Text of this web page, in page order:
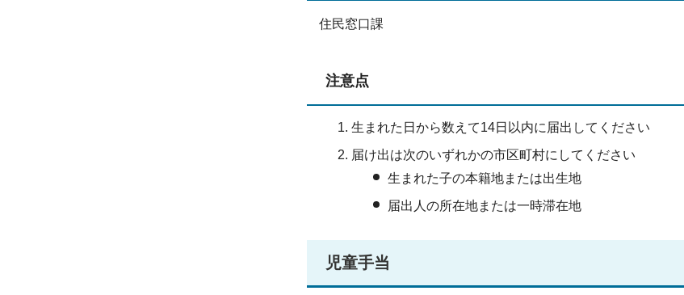
住民窓口課
注意点
生まれた日から数えて14日以内に届出してください
届け出は次のいずれかの市区町村にしてください
生まれた子の本籍地または出生地
届出人の所在地または一時滞在地
児童手当